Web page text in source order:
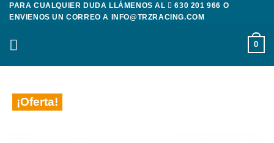
Saltar
contenido
PARA CUALQUIER DUDA LLÁMENOS AL 630 201 966 O
ENVIENOS UN CORREO A
INFO@TRZRACING.COM
0
¡Oferta!